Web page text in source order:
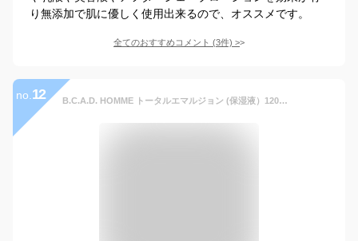
り無添加で肌に優しく使用出来るので、オススメです。
全てのおすすめコメント (3件) >
no. 12 B.C.A.D. HOMME トータルエマルジョン (保湿液）120ml (天然由来/うるおい補給/ユーグレナ/化粧水/乳液/美容液/BCAD/メンズ保湿液/メンズ/スキンケア/保湿/乾燥/敏感/過敏)保湿 乾燥 乾燥対策